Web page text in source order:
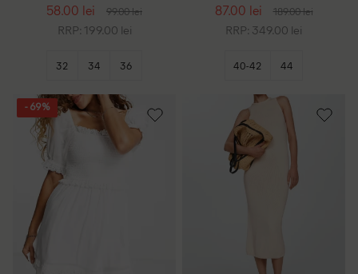
58.00 lei 99.00 lei
RRP: 199.00 lei
32 34 36
87.00 lei 189.00 lei
RRP: 349.00 lei
40-42 44
- 69%